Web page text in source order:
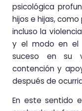
psicológica
hijos e hijas,
incluso la
y el modo en el
suceso en su
contención y
después de
En este sentido